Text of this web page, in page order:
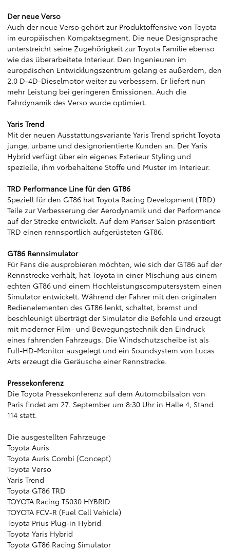
Der neue Verso
Auch der neue Verso gehört zur Produktoffensive von Toyota
im europäischen Kompaktsegment. Die neue Designsprache
unterstreicht seine Zugehörigkeit zur Toyota Familie ebenso
wie das überarbeitete Interieur. Den Ingenieuren im
europäischen Entwicklungszentrum gelang es außerdem, den
2.0 D-4D-Dieselmotor weiter zu verbessern. Er liefert nun
mehr Leistung bei geringeren Emissionen. Auch die
Fahrdynamik des Verso wurde optimiert.
Yaris Trend
Mit der neuen Ausstattungsvariante Yaris Trend spricht Toyota
junge, urbane und designorientierte Kunden an. Der Yaris
Hybrid verfügt über ein eigenes Exterieur Styling und
spezielle, ihm vorbehaltene Stoffe und Muster im Interieur.
TRD Performance Line für den GT86
Speziell für den GT86 hat Toyota Racing Development (TRD)
Teile zur Verbesserung der Aerodynamik und der Performance
auf der Strecke entwickelt. Auf dem Pariser Salon präsentiert
TRD einen rennsportlich aufgerüsteten GT86.
GT86 Rennsimulator
Für Fans die ausprobieren möchten, wie sich der GT86 auf der
Rennstrecke verhält, hat Toyota in einer Mischung aus einem
echten GT86 und einem Hochleistungscomputersystem einen
Simulator entwickelt. Während der Fahrer mit den originalen
Bedienelementen des GT86 lenkt, schaltet, bremst und
beschleunigt überträgt der Simulator die Befehle und erzeugt
mit moderner Film- und Bewegungstechnik den Eindruck
eines fahrenden Fahrzeugs. Die Windschutzscheibe ist als
Full-HD-Monitor ausgelegt und ein Soundsystem von Lucas
Arts erzeugt die Geräusche einer Rennstrecke.
Pressekonferenz
Die Toyota Pressekonferenz auf dem Automobilsalon von
Paris findet am 27. September um 8:30 Uhr in Halle 4, Stand
114 statt.
Die ausgestellten Fahrzeuge
Toyota Auris
Toyota Auris Combi (Concept)
Toyota Verso
Yaris Trend
Toyota GT86 TRD
TOYOTA Racing TS030 HYBRID
TOYOTA FCV-R (Fuel Cell Vehicle)
Toyota Prius Plug-in Hybrid
Toyota Yaris Hybrid
Toyota GT86 Racing Simulator